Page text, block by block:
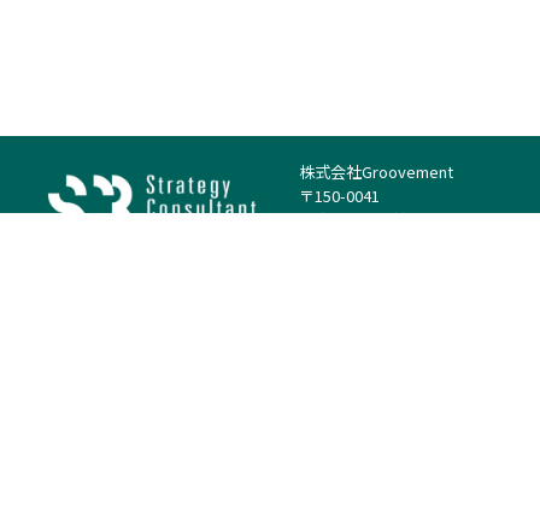
株式会社Groovement
〒150-0041
東京都渋谷区神南1丁目23−14